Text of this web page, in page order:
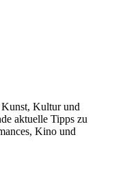
Dietmar
Kunst, Kultur und
aktuelle Tipps zu
Kino und